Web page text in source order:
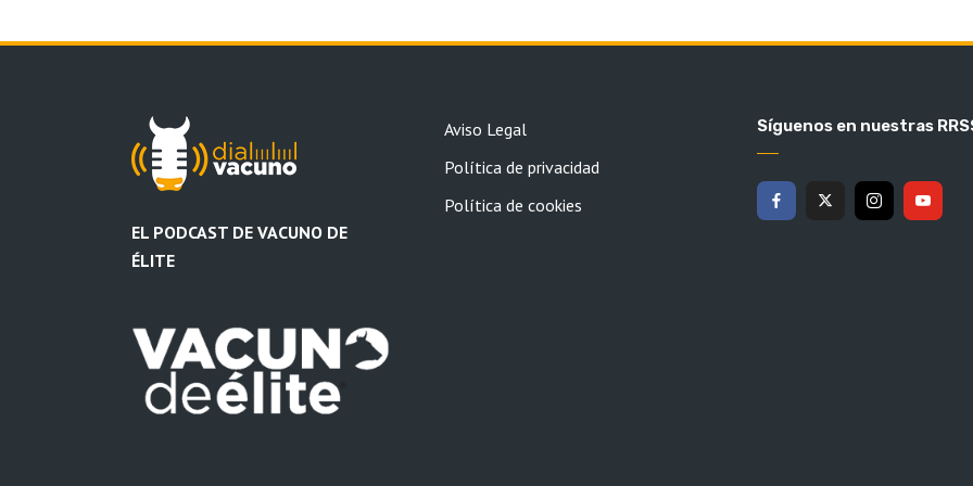
EL PODCAST DE VACUNO DE
ÉLITE
Aviso Legal
Política de privacidad
Política de cookies
Síguenos en nuestras